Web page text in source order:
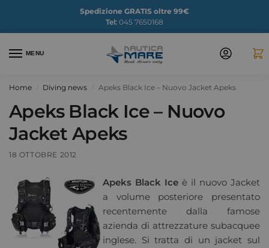
Spedizione GRATIS oltre 99€
Tel: 045 7650168
MENU
Home Diving news Apeks Black Ice – Nuovo Jacket Apeks
Apeks Black Ice – Nuovo
Jacket Apeks
18 OTTOBRE 2012
Apeks Black Ice è il nuovo Jacket
a volume posteriore presentato
recentemente dalla famose
azienda di attrezzature subacquee
inglese. Si tratta di un jacket sul